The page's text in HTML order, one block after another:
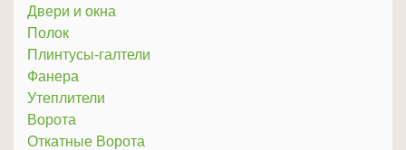
Двери и окна
Полок
Плинтусы-галтели
Фанера
Утеплители
Ворота
Откатные Ворота